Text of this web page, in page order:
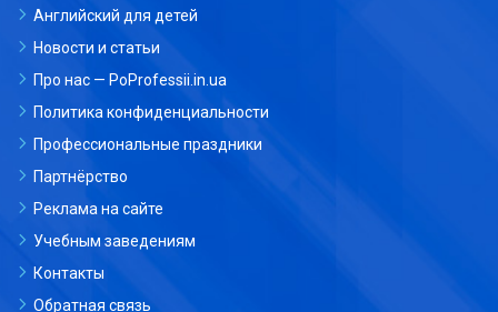
Английский для детей
Новости и статьи
Про нас — PoProfessii.in.ua
Политика конфиденциальности
Профессиональные праздники
Партнёрство
Реклама на сайте
Учебным заведениям
Контакты
Обратная связь